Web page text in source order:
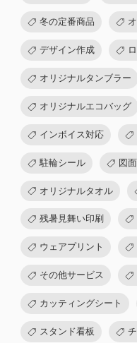
冬の定番商品
デザイン作成
オリジナルタンブラー
オリジナルエコバッグ
インボイス対応
駐輪シール 図
オリジナルタオル
残暑見舞い印刷
ウェアプリント
その他サービス
カッティングシート
スタンド看板